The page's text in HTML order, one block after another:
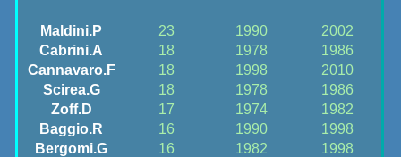
Maldini.P 23 1990
2002
Cabrini.A
18 1978
1986
Cannavaro.F
18 1998
2010
Scirea.G
18 1978
1986
Zoff.D
17 1974
1982
Baggio.R
16 1990
1998
Bergomi.G
16 1982
1998